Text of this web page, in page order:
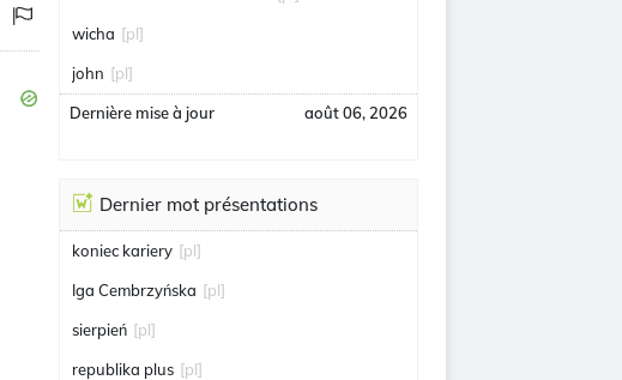
wicha [pl]
john [pl]
Dernière mise à jour août 06, 2026
Dernier mot présentations
koniec kariery [pl]
Iga Cembrzyńska [pl]
sierpień [pl]
republika plus [pl]